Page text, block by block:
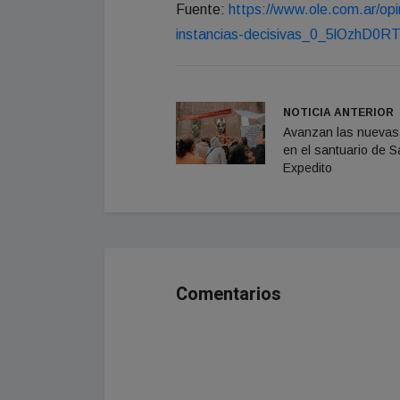
Fuente: https://www.ole.com.ar/
instancias-
NOTICIA ANTERIOR
Avanzan las
en el santuario de
Expedito
Comentarios